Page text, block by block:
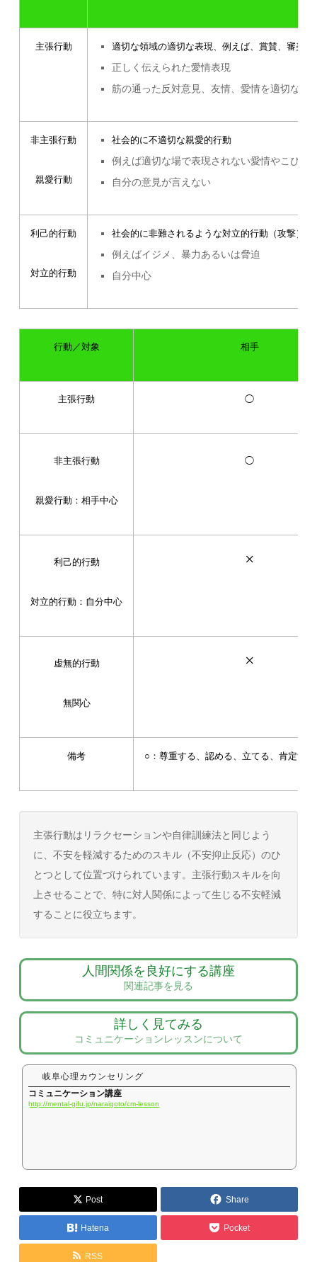
主張行動 適切な領域の適切な表現、例えば、賞賛、審美的
正しく伝えられた愛情表現
筋の通った反対意見、友情、愛情を適切な方
非主張行動
親愛行動
社会的に不適切な親愛的行動
例えば適切な場で表現されない愛情やこびる
自分の意見が言えない
利己的行動
対立的行動
社会的に非難されるような対立的行動（攻撃）
例えばイジメ、暴力あるいは脅迫
自分中心
行動／対象 相手
主張行動 ◯
非主張行動
親愛行動：相手中心
◯
利己的行動
対立的行動：自分中心
×
虚無的行動
無関心
×
備考 ○：尊重する、認める、立てる、肯定す
主張行動はリラクセーションや自律訓練法と同じよう
に、不安を軽減するためのスキル（不安抑止反応）のひ
とつとして位置づけられています。主張行動スキルを向
上させることで、特に対人関係によって生じる不安軽減
することに役立ちます。
人間関係を良好にする講座
関連記事を見る
詳しく見てみる
コミュニケーションレッスンについて
岐阜心理カウンセリング
コミュニケーション講座
http://mental-gifu.jp/naraigoto/cm-lesson
Post Share
Hatena Pocket
RSS